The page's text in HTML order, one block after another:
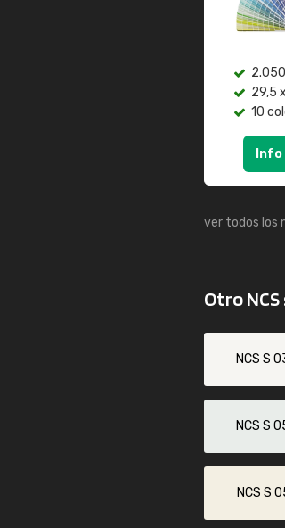
29,5
10
ver todos los
Otro NCS
NCS S
NCS S
NCS S